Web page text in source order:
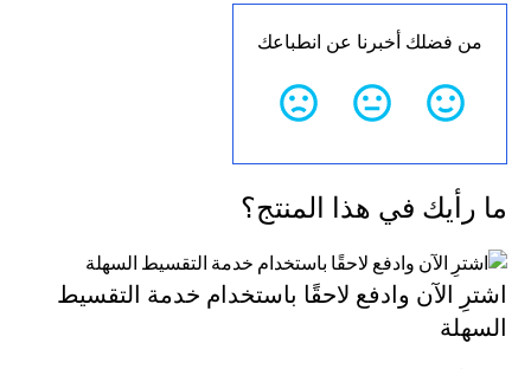
من فضلك أخبرنا عن انطباعك
ما رأيك في هذا المنتج؟
اشترِ الآن وادفع لاحقًا باستخدام خدمة التقسيط
السهلة